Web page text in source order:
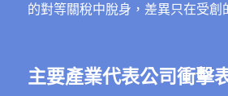
的對等關稅中脫身，差異只在受創
主要產業代表公司衝擊